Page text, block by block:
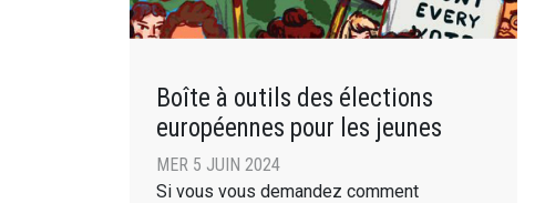
Boîte à outils des élections
européennes pour les jeunes
MER 5 JUIN 2024
Si vous vous demandez comment